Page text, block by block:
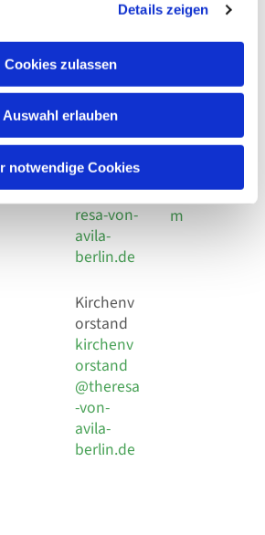
Details zeigen
Cookies zulassen
Auswahl erlauben
notwendige Cookies
Berlin
Telefon
+49 30
924 64 28
Fax +49
30 924 54
18
E-Mail
info@the
resa-von-
avila-
berlin.de
Kirchenv
orstand
kirchenv
orstand
@theresa
-von-
avila-
berlin.de
Datensch
utz
Social
Impressu
m